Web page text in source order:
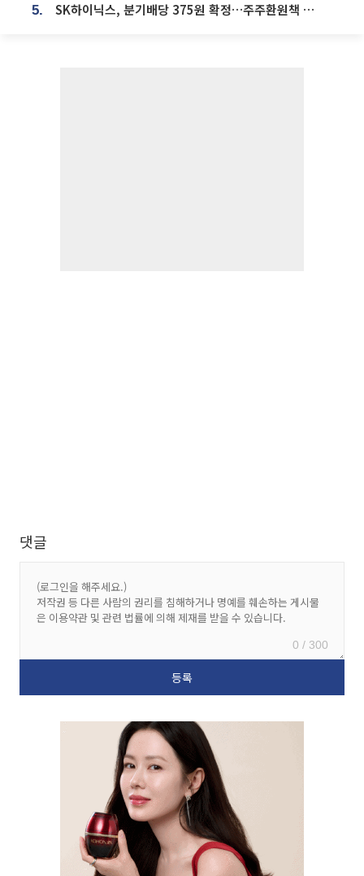
5. SK하이닉스, 분기배당 375원 확정…주주환원책 9월로 앞당겨 발표
댓글
0 / 300